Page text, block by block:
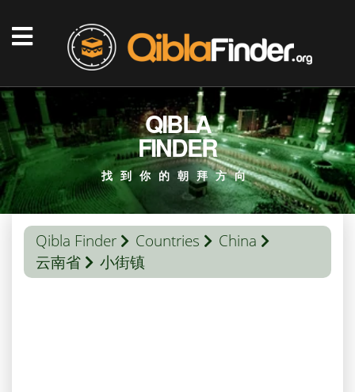
QIBLA
FINDER
找到你的朝拜方向
Qibla Finder Countries
China
云南省
小街镇